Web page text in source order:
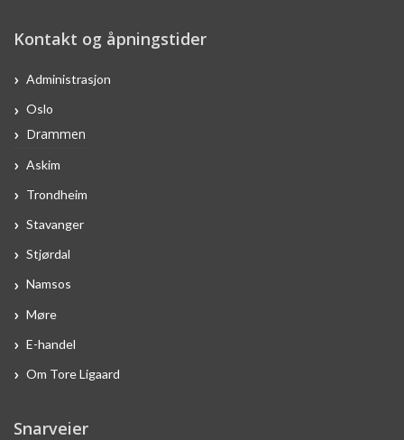
Kontakt og åpningstider
Administrasjon
Oslo
Drammen
Askim
Trondheim
Stavanger
Stjørdal
Namsos
Møre
E-handel
Om Tore Ligaard
Snarveier